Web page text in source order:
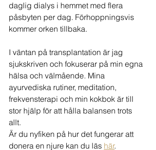
daglig dialys i hemmet med flera
påsbyten per dag. Förhoppningsvis
kommer orken tillbaka.
I väntan på transplantation är jag
sjukskriven och fokuserar på min egna
hälsa och välmående. Mina
ayurvediska rutiner, meditation,
frekvensterapi och min kokbok är till
stor hjälp för att hålla balansen trots
allt.
Är du nyfiken på hur det fungerar att
donera en njure kan du läs här.